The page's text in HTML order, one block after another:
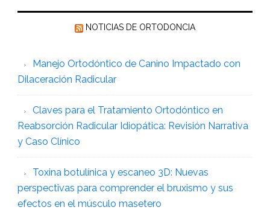
NOTICIAS DE ORTODONCIA
Manejo Ortodóntico de Canino Impactado con
Dilaceración Radicular
Claves para el Tratamiento Ortodóntico en
Reabsorción Radicular Idiopática: Revisión Narrativa
y Caso Clínico
Toxina botulínica y escaneo 3D: Nuevas
perspectivas para comprender el bruxismo y sus
efectos en el músculo masetero